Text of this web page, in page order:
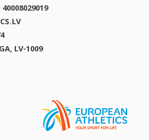
40008029019
LV-1009